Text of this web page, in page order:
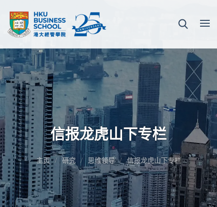
信报龙虎山下专栏
主页 研究 思维领导 信报龙虎山下专栏